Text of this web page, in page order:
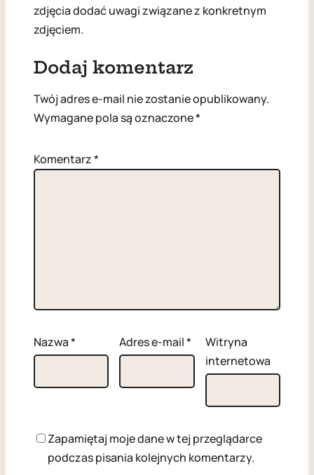
zdjęcia dodać uwagi związane z konkretnym
zdjęciem.
Dodaj komentarz
Twój adres e-mail nie zostanie opublikowany.
Wymagane pola są oznaczone*
Komentarz*
Nazwa* Adres e-mail*
Witryna
internetowa
Zapamiętaj moje dane w tej przeglądarce
podczas pisania kolejnych komentarzy.